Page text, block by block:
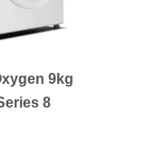
9kg
8